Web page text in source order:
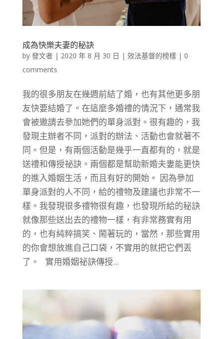
成為快樂夫妻的秘訣
by 發文者| 2020 年 8 月 30 日 | 效法基督的榜樣| 0
comments
我的很多朋友在幾週前結了婚，也有其他更多朋
友快要結婚了。在這麼多婚禮的情況下，通常我
會被邀請去參加她們的單身派對。很有趣的，我
發現主辦者不同，派對的辦法、活動也會就著不
同。但是，有兩個活動是幾乎一直都有的，就是
送禮和傳授祕訣。兩個都是幫助新婚夫妻能更快
的進入婚姻生活，而且有好的開始。 因為參加
單身派對的人不同，給的禮物及建議也非常不一
樣。我發現很多禮物很有趣，也發現所給的秘訣
就像那些送出去的禮物一樣，有非常務實有用
的，也有純粹搞笑、鬧著玩的，當然，那些實用
的你會想放進自己口袋，不實用的就把它們丟
了。 實用婚姻祕訣傳授...